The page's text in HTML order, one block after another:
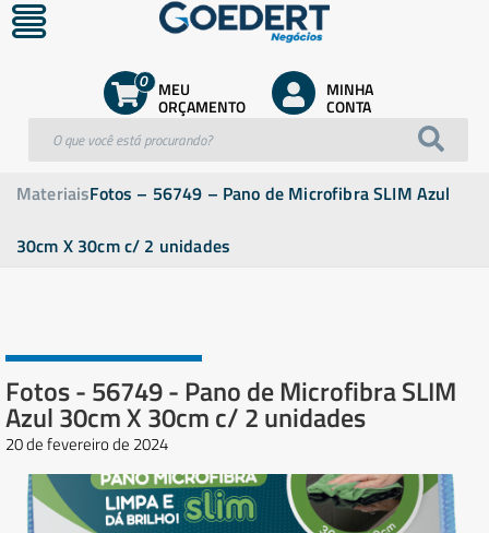
MEU
ORÇAMENTO
0 MINHA
CONTA
MateriaisFotos – 56749 – Pano de Microfibra SLIM Azul
30cm X 30cm c/ 2 unidades
Fotos - 56749 - Pano de Microfibra SLIM
Azul 30cm X 30cm c/ 2 unidades
20 de fevereiro de 2024